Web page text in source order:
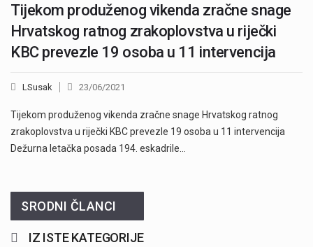
Tijekom produženog vikenda zračne snage
Hrvatskog ratnog zrakoplovstva u riječki
KBC prevezle 19 osoba u 11 intervencija
LSusak 23/06/2021
Tijekom produženog vikenda zračne snage Hrvatskog ratnog
zrakoplovstva u riječki KBC prevezle 19 osoba u 11 intervencija
Dežurna letačka posada 194. eskadrile…
SRODNI ČLANCI
IZ ISTE KATEGORIJE